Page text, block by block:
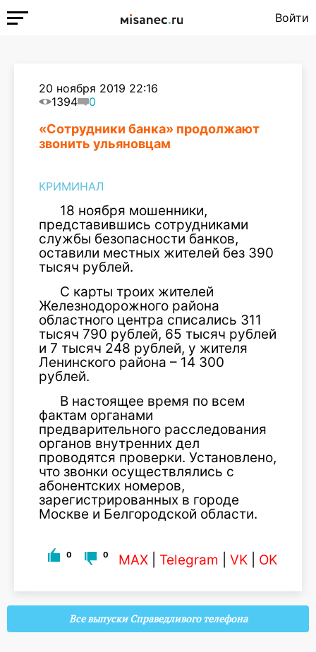
Войти
20 ноября 2019 22:16
1394
0
«Сотрудники банка» продолжают
звонить ульяновцам
КРИМИНАЛ
18 ноября мошенники,
представившись сотрудниками
службы безопасности банков,
оставили местных жителей без 390
тысяч рублей.
С карты троих жителей
Железнодорожного района
областного центра списались 311
тысяч 790 рублей, 65 тысяч рублей
и 7 тысяч 248 рублей, у жителя
Ленинского района – 14 300
рублей.
В настоящее время по всем
фактам органами
предварительного расследования
органов внутренних дел
проводятся проверки. Установлено,
что звонки осуществлялись с
абонентских номеров,
зарегистрированных в городе
Москве и Белгородской области.
0 0 MAX Telegram VK OK
Все выпуски Справедливого телефона